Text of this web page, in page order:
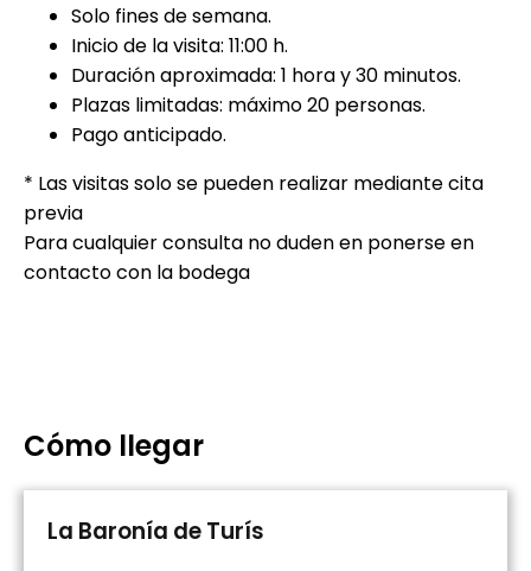
Solo fines de semana.
Inicio de la visita: 11:00 h.
Duración aproximada: 1 hora y 30 minutos.
Plazas limitadas: máximo 20 personas.
Pago anticipado.
* Las visitas solo se pueden realizar mediante cita
previa
Para cualquier consulta no duden en ponerse en
contacto con la bodega
Cómo llegar
La Baronía de Turís